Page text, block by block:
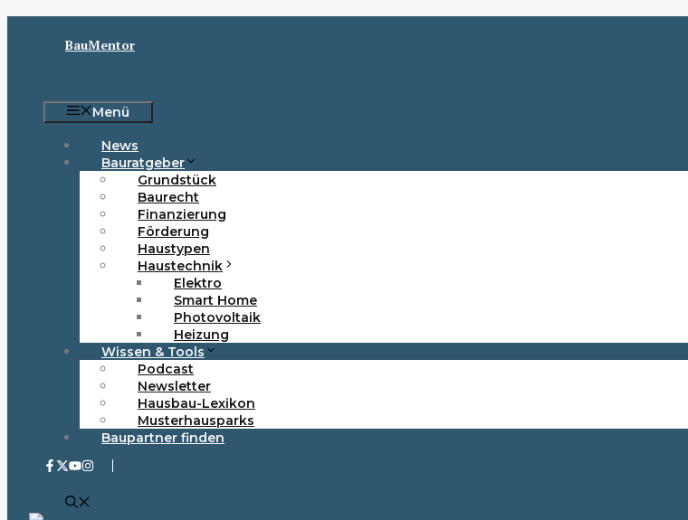
BauMentor
Menü
News
Bauratgeber
Grundstück
Baurecht
Finanzierung
Förderung
Haustypen
Haustechnik
Elektro
Smart Home
Photovoltaik
Heizung
Wissen & Tools
Podcast
Newsletter
Hausbau-Lexikon
Musterhausparks
Baupartner finden